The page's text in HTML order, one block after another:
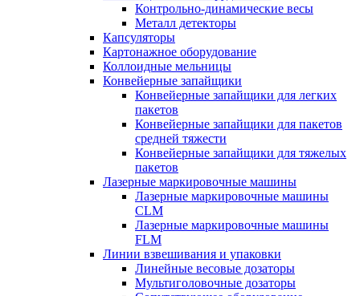
Контрольно-динамические весы
Металл детекторы
Капсуляторы
Картонажное оборудование
Коллоидные мельницы
Конвейерные запайщики
Конвейерные запайщики для легких
пакетов
Конвейерные запайщики для пакетов
средней тяжести
Конвейерные запайщики для тяжелых
пакетов
Лазерные маркировочные машины
Лазерные маркировочные машины
CLM
Лазерные маркировочные машины
FLM
Линии взвешивания и упаковки
Линейные весовые дозаторы
Мультиголовочные дозаторы